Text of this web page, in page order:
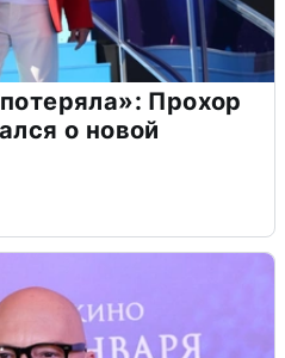
Прохор
о новой